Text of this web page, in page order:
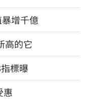
增千億
高的它
標曝
惠